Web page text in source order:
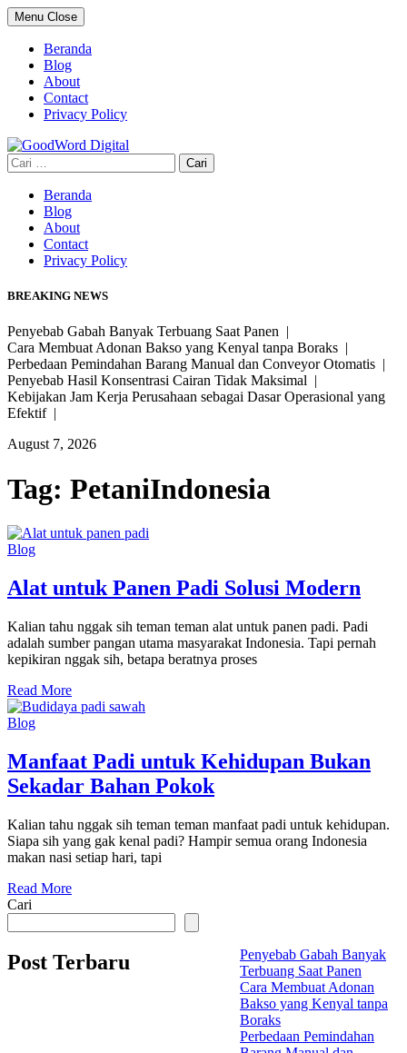
Skip
to
content
Menu Close
Beranda
Blog
About
Contact
Privacy Policy
Cari
untuk:
Beranda
Blog
About
Contact
Privacy Policy
BREAKING NEWS
Penyebab Gabah Banyak Terbuang Saat Panen |
Cara Membuat Adonan Bakso yang Kenyal tanpa Boraks |
Perbedaan Pemindahan Barang Manual dan Conveyor Otomatis |
Penyebab Hasil Konsentrasi Cairan Tidak Maksimal |
Kebijakan Jam Kerja Perusahaan sebagai Dasar Operasional yang
Efektif |
August 7, 2026
Tag: PetaniIndonesia
Blog
Alat untuk Panen Padi Solusi Modern
Kalian tahu nggak sih teman teman alat untuk panen padi. Padi
adalah sumber pangan utama masyarakat Indonesia. Tapi pernah
kepikiran nggak sih, betapa beratnya proses
Read More
Blog
Manfaat Padi untuk Kehidupan Bukan
Sekadar Bahan Pokok
Kalian tahu nggak sih teman teman manfaat padi untuk kehidupan.
Siapa sih yang gak kenal padi? Hampir semua orang Indonesia
makan nasi setiap hari, tapi
Read More
Cari
Post Terbaru
Penyebab Gabah Banyak
Terbuang Saat Panen
Cara Membuat Adonan
Bakso yang Kenyal tanpa
Boraks
Perbedaan Pemindahan